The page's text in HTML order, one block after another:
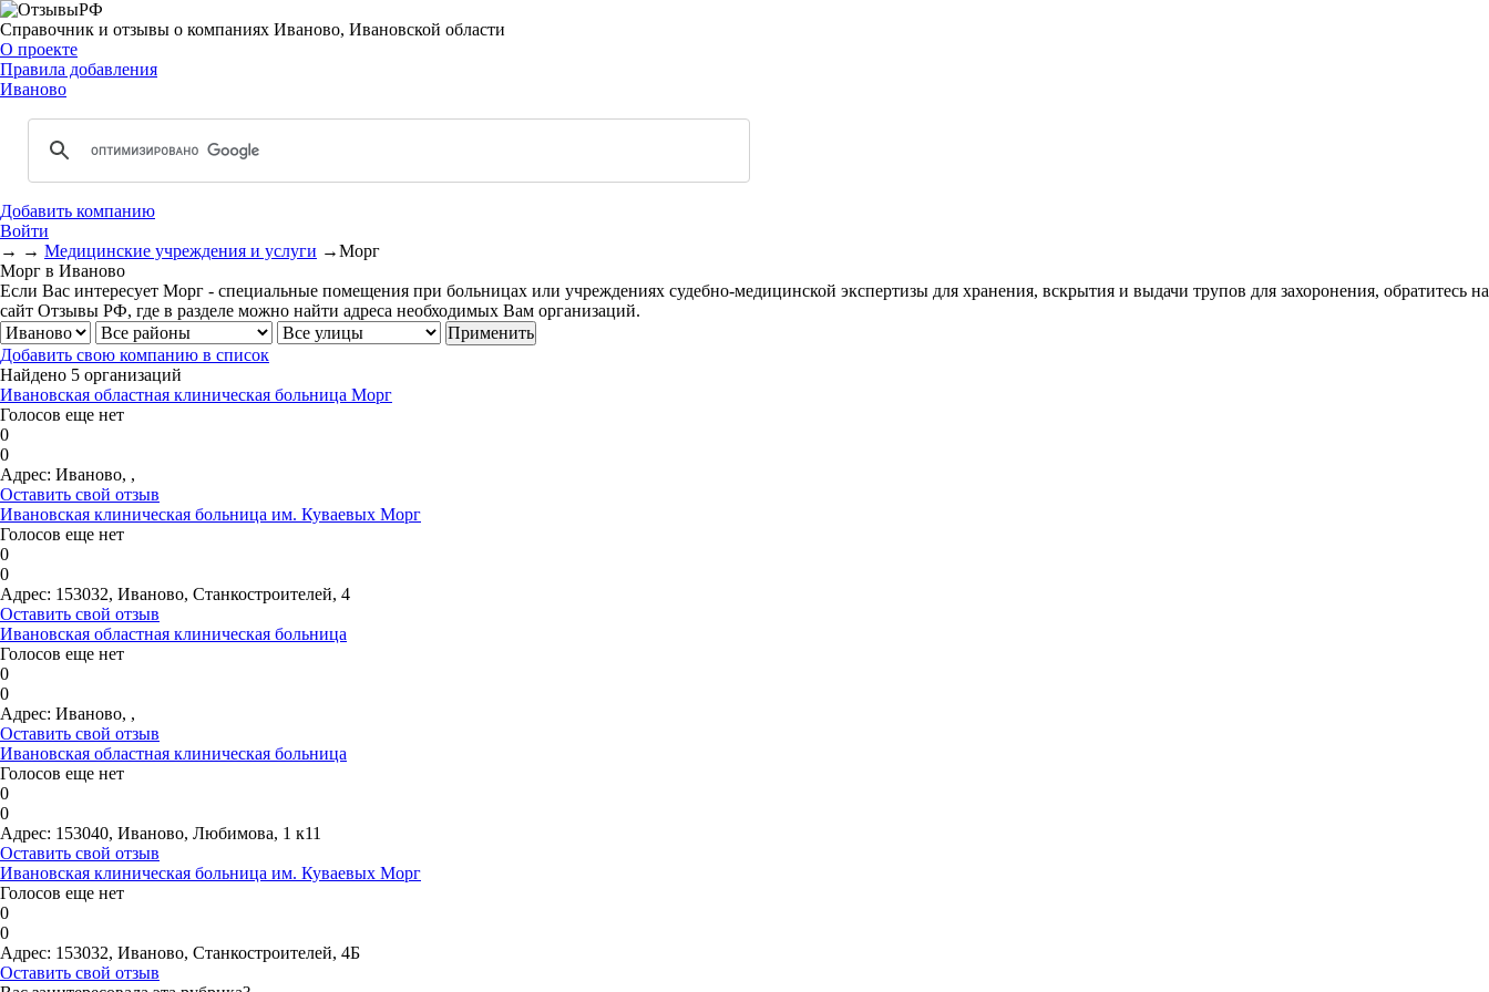
Справочник и отзывы о компаниях Иваново, Ивановской области
О проекте
Правила добавления
Иваново
Добавить компанию
Войти
→ → Медицинские учреждения и услуги →Морг
Морг в Иваново
Если Вас интересует Морг - специальные помещения при больницах или учреждениях судебно-медицинской экспертизы для хранения, вскрытия и выдачи трупов для захоронения, обратитесь на
сайт Отзывы РФ, где в разделе можно найти адреса необходимых Вам организаций.
Добавить свою компанию в список
Найдено 5 организаций
Ивановская областная клиническая больница Морг
Голосов еще нет
0
0
Адрес: Иваново, ,
Оставить свой отзыв
Ивановская клиническая больница им. Куваевых Морг
Голосов еще нет
0
0
Адрес: 153032, Иваново, Станкостроителей, 4
Оставить свой отзыв
Ивановская областная клиническая больница
Голосов еще нет
0
0
Адрес: Иваново, ,
Оставить свой отзыв
Ивановская областная клиническая больница
Голосов еще нет
0
0
Адрес: 153040, Иваново, Любимова, 1 к11
Оставить свой отзыв
Ивановская клиническая больница им. Куваевых Морг
Голосов еще нет
0
0
Адрес: 153032, Иваново, Станкостроителей, 4Б
Оставить свой отзыв